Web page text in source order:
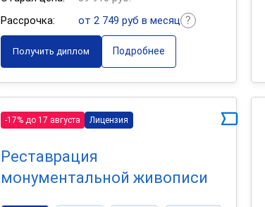
Рассрочка:
от 2 749 руб в месяц
Получить диплом Подробнее
-17% до 17 августа Лицензия
Реставрация
монументальной живописи